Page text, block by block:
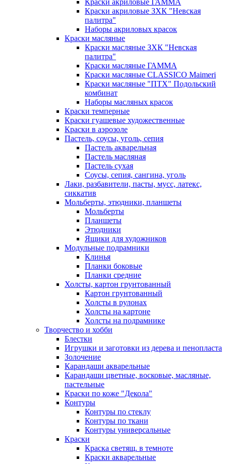
Краски акриловые ГАММА
Краски акриловые ЗХК "Невская
палитра"
Наборы акриловых красок
Краски масляные
Краски масляные ЗХК "Невская
палитра"
Краски масляные ГАММА
Краски масляные CLASSICO Maimeri
Краски масляные "ПТХ" Подольский
комбинат
Наборы масляных красок
Краски темперные
Краски гуашевые художественные
Краски в аэрозоле
Пастель, соусы, уголь, сепия
Пастель акварельная
Пастель масляная
Пастель сухая
Соусы, сепия, сангина, уголь
Лаки, разбавители, пасты, мусс, латекс,
сиккатив
Мольберты, этюдники, планшеты
Мольберты
Планшеты
Этюдники
Ящики для художников
Модульные подрамники
Клинья
Планки боковые
Планки средние
Холсты, картон грунтованный
Картон грунтованный
Холсты в рулонах
Холсты на картоне
Холсты на подрамнике
Творчество и хобби
Блестки
Игрушки и заготовки из дерева и пенопласта
Золочение
Карандаши акварельные
Карандаши цветные, восковые, масляные,
пастельные
Краски по коже "Декола"
Контуры
Контуры по стеклу
Контуры по ткани
Контуры универсальные
Краски
Краска светящ. в темноте
Краски акварельные